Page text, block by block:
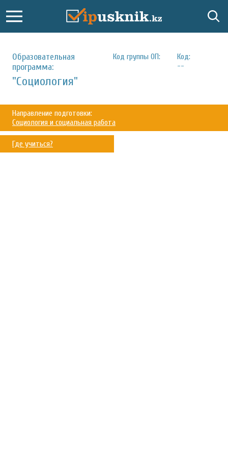
Образовательная
программа:
Код группы ОП:
Код:
--
"Социология"
Направление подготовки:
Социология и социальная работа
Где учиться?